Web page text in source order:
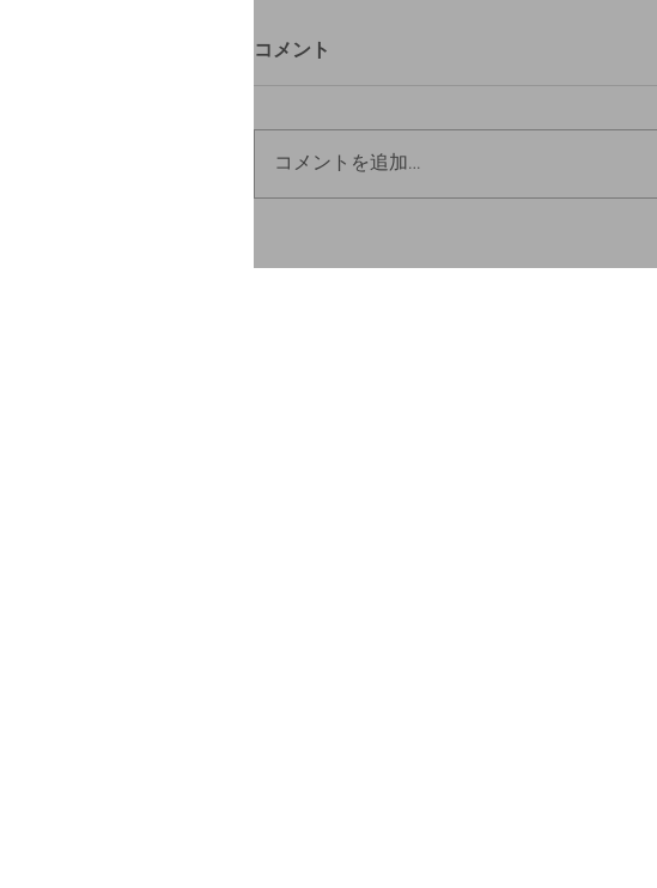
コメント
コメントを追加…